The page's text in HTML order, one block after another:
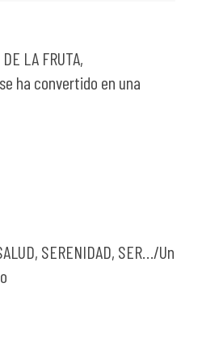
LA FRUTA,
ha convertido en una
SERENIDAD, SER…/Un